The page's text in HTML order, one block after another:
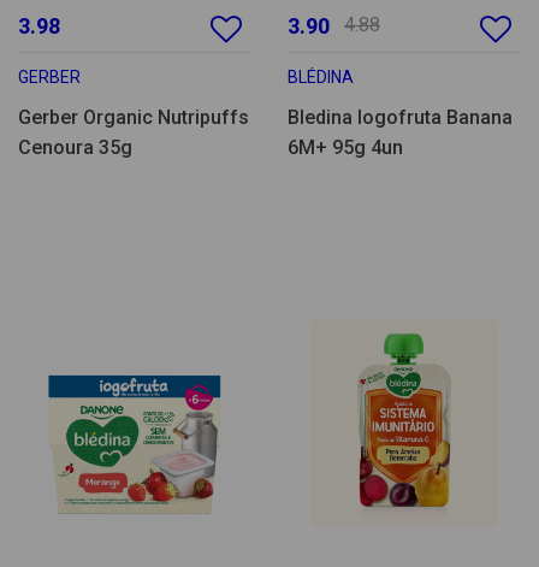
3.98
GERBER
Gerber Organic Nutripuffs
Cenoura 35g
3.90 4.88
BLÉDINA
Bledina Iogofruta Banana
6M+ 95g 4un